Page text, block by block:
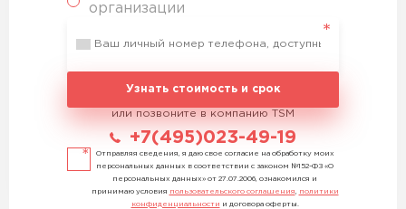
организации
Узнать стоимость и срок
или позвоните в компанию TSM
+7(495)023-49-19
Отправляя сведения, я даю свое согласие на обработку моих
персональных данных в соответствии с законом №152-ФЗ «О
персональных данных» от 27.07.2006, ознакомился и
принимаю условия пользовательского соглашения
политики
конфиденциальности и договора оферты.